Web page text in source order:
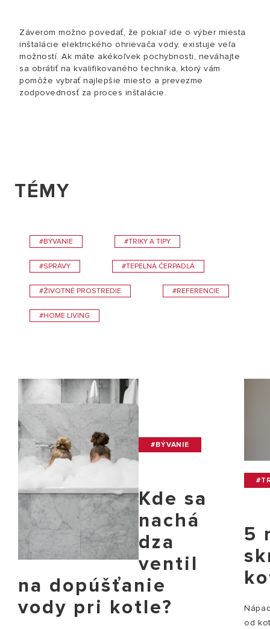
Záverom možno povedať, že pokiaľ ide o výber miesta
inštalácie elektrického ohrievača vody, existuje veľa
možností. Ak máte akékoľvek pochybnosti, neváhajte
sa obrátiť na kvalifikovaného technika, ktorý vám
pomôže vybrať najlepšie miesto a prevezme
zodpovednosť za proces inštalácie.
TÉMY
#BÝVANIE #TRIKY A TIPY
#SPRÁVY #TEPELNÁ ČERPADLÁ
#ŽIVOTNÉ PROSTREDIE #REFERENCIE
#HOME LIVING
#BÝVANIE
Kde sa
nachá
dza
ventil
na dopúšťanie
vody pri kotle?
5
od